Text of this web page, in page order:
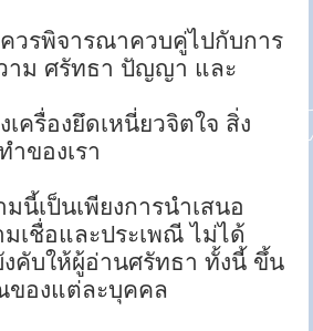
วรพิจารณาควบคู่ไปกับการ
าม ศรัทธา ปัญญา และ
เครื่องยึดเหนี่ยวจิตใจ สิ่ง
ของเรา
นี้เป็นเพียงการนำเสนอ
เชื่อและประเพณี ไม่ได้
คับให้ผู้อ่านศรัทธา ทั้งนี้ ขึ้น
องแต่ละบุคคล